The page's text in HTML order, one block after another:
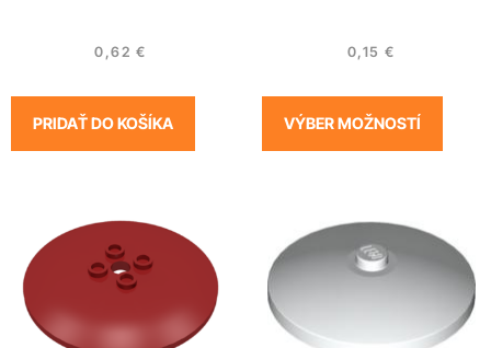
0,62 €
PRIDAŤ DO KOŠÍKA
0,15 €
VÝBER MOŽNOSTÍ